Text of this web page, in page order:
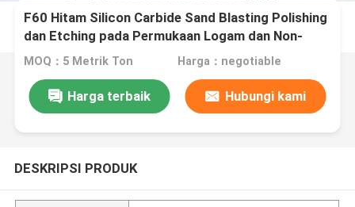
F60 Hitam Silicon Carbide Sand Blasting Polishing
dan Etching pada Permukaan Logam dan Non-
logam
MOQ：5 Metrik Ton Harga：negotiable
Harga terbaik Hubungi kami
DESKRIPSI PRODUK